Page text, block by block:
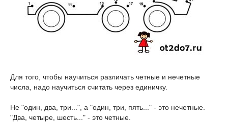
Для того, чтобы научиться различать четные и нечетные
числа, надо научиться считать через единичку.
Не "один, два, три...", а "один, три, пять..." - это нечетные.
"Два, четыре, шесть..." - это четные.